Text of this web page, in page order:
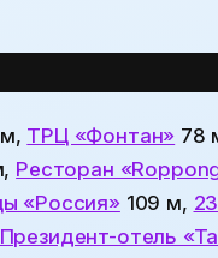
ТРЦ «Фонтан» 78
Ресторан
«Россия»109 м,
Президент-отель